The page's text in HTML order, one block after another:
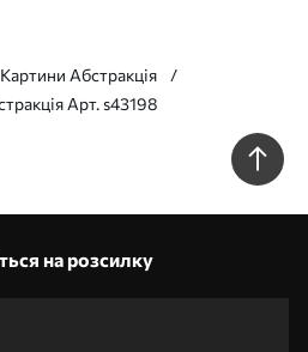
Картини Абстракція
Арт. s43198
на розсилку